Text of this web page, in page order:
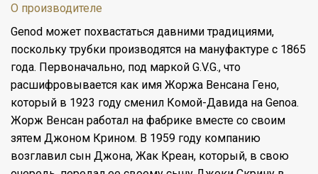
О производителе
Genod может похвастаться давними традициями,
поскольку трубки производятся на мануфактуре с 1865
года. Первоначально, под маркой G.V.G., что
расшифровывается как имя Жоржа Венсана Гено,
который в 1923 году сменил Комой-Давида на Genoa.
Жорж Венсан работал на фабрике вместе со своим
зятем Джоном Крином. В 1959 году компанию
возглавил сын Джона, Жак Креан, который, в свою